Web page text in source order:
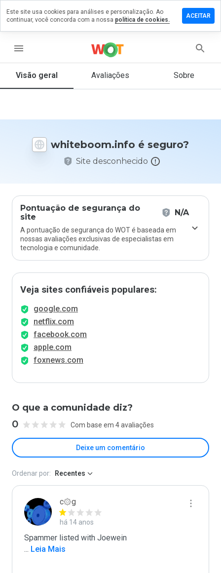
menu
Visão geral Avaliações Sobre
whiteboom.info é seguro?
Site desconhecido
Pontuação de segurança do
site
N/A
A pontuação de segurança do WOT é baseada em
nossas avaliações exclusivas de especialistas em
tecnologia e comunidade.
Veja sites confiáveis populares:
google.com
netflix.com
facebook.com
apple.com
foxnews.com
O que a comunidade diz?
0 Com base em 4 avaliações
Deixe um comentário
um
em
De 1
nota
Ordenar por: Recentes
c۞g
há 14 anos
... Leia Mais
Este site usa cookies para análises e personalização. Ao
continuar, você concorda com a nossa política de cookies.
ACEITAR